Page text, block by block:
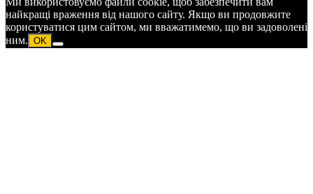
найкращі враження від нашого сайту. Якщо ви продовжите
користуватися цим сайтом, ми вважатимемо, що ви задоволені
ним. OK